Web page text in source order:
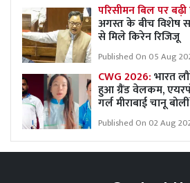
परिसीमन बिल पर
अगस्त के बीच विशेष
से मिले किरेन रिजिजू
Published On 05 Aug
CWG 2026:भारत
हुआ ग्रैंड वेलकम,
गर्ल मीराबाई चानू
Published On 02 Aug